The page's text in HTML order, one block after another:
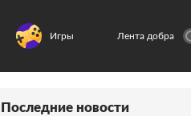
Игры Лента добра
Последние новости